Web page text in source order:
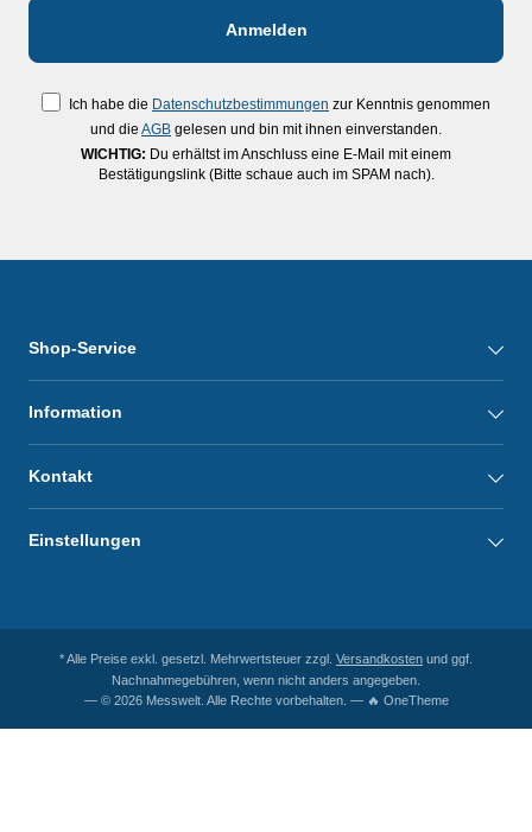
Ich habe die Datenschutzbestimmungen zur Kenntnis genommen
und die AGB gelesen und bin mit ihnen einverstanden.
WICHTIG: Du erhältst im Anschluss eine E-Mail mit einem
Bestätigungslink (Bitte schaue auch im SPAM nach).
Shop-Service
Information
Kontakt
Einstellungen
* Alle Preise exkl. gesetzl. Mehrwertsteuer zzgl. Versandkosten und ggf.
Nachnahmegebühren, wenn nicht anders angegeben.
— © 2026 Messwelt. Alle Rechte vorbehalten. — 🔥 OneTheme